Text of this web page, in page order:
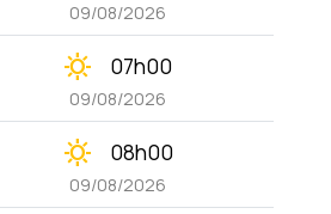
09/08/2026
clear_day 07h00
09/08/2026
clear_day 08h00
09/08/2026